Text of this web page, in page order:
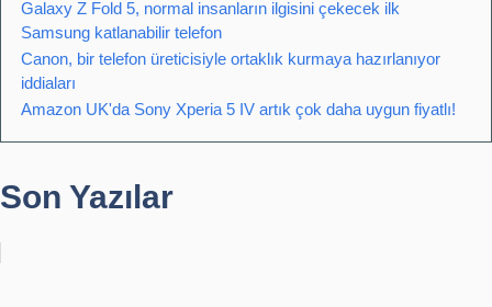
Galaxy Z Fold 5, normal insanların ilgisini çekecek ilk
Samsung katlanabilir telefon
Canon, bir telefon üreticisiyle ortaklık kurmaya hazırlanıyor
iddiaları
Amazon UK'da Sony Xperia 5 IV artık çok daha uygun fiyatlı!
Son Yazılar